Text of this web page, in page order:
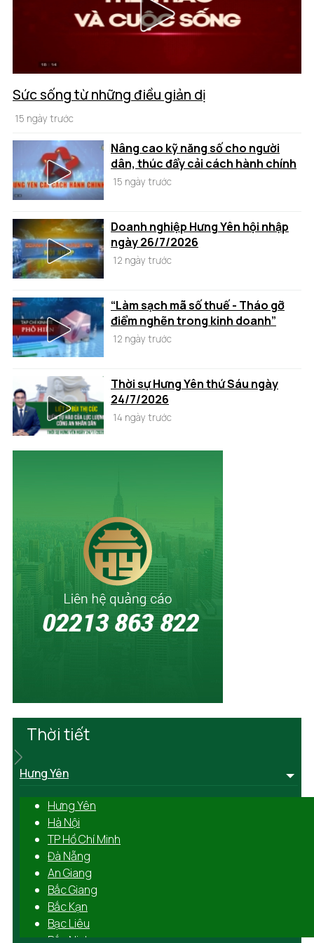
Sức sống từ những điều giản dị
15 ngày trước
Nâng cao kỹ năng số cho người
dân, thúc đẩy cải cách hành chính
15 ngày trước
Doanh nghiệp Hưng Yên hội nhập
ngày 26/7/2026
12 ngày trước
“Làm sạch mã số thuế - Tháo gỡ
điểm nghẽn trong kinh doanh”
12 ngày trước
Thời sự Hưng Yên thứ Sáu ngày
24/7/2026
14 ngày trước
Thời tiết
Hưng Yên
Hưng Yên
Hà Nội
TP Hồ Chí Minh
Đà Nẵng
An Giang
Bắc Giang
Bắc Kạn
Bạc Liêu
Bắc Ninh